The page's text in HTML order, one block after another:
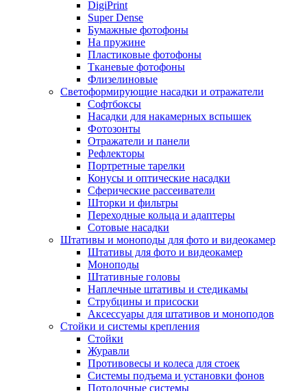
DigiPrint
Super Dense
Бумажные фотофоны
На пружине
Пластиковые фотофоны
Тканевые фотофоны
Флизелиновые
Светоформирующие насадки и отражатели
Софтбоксы
Насадки для накамерных вспышек
Фотозонты
Отражатели и панели
Рефлекторы
Портретные тарелки
Конусы и оптические насадки
Сферические рассеиватели
Шторки и фильтры
Переходные кольца и адаптеры
Сотовые насадки
Штативы и моноподы для фото и видеокамер
Штативы для фото и видеокамер
Моноподы
Штативные головы
Наплечные штативы и стедикамы
Струбцины и присоски
Аксессуары для штативов и моноподов
Стойки и системы крепления
Стойки
Журавли
Противовесы и колеса для стоек
Системы подъема и установки фонов
Потолочные системы